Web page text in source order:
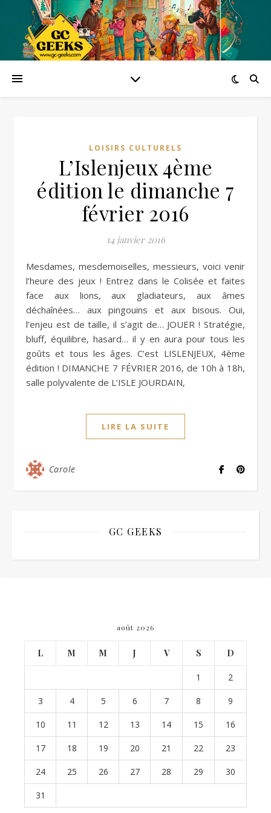
LOISIRS CULTURELS
L’Islenjeux 4ème
édition le dimanche 7
février 2016
14 janvier 2016
Mesdames, mesdemoiselles, messieurs, voici venir
l’heure des jeux ! Entrez dans le Colisée et faites
face aux lions, aux gladiateurs, aux âmes
déchaînées… aux pingouins et aux bisous. Oui,
l’enjeu est de taille, il s’agit de… JOUER ! Stratégie,
bluff, équilibre, hasard… il y en aura pour tous les
goûts et tous les âges. C’est LISLENJEUX, 4ème
édition ! DIMANCHE 7 FÉVRIER 2016, de 10h à 18h,
salle polyvalente de L’ISLE JOURDAIN,
LIRE LA SUITE
Carole
GC GEEKS
août 2026
L M M J V S D
1 2
3 4 5 6 7 8 9
10 11 12 13 14 15 16
17 18 19 20 21 22 23
24 25 26 27 28 29 30
31